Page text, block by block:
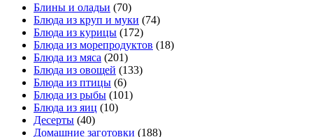
Блины и оладьи (70)
Блюда из круп и муки (74)
Блюда из курицы (172)
Блюда из морепродуктов (18)
Блюда из мяса (201)
Блюда из овощей (133)
Блюда из птицы (6)
Блюда из рыбы (101)
Блюда из яиц (10)
Десерты (40)
Домашние заготовки (188)